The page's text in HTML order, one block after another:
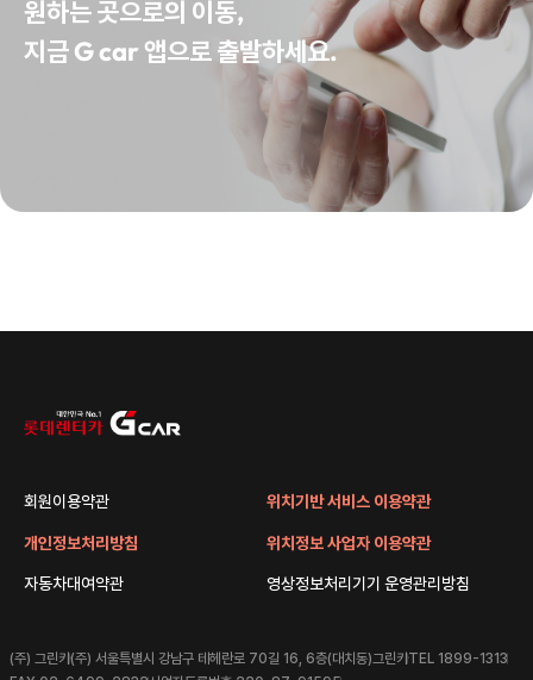
원하는 곳으로의 이동,
지금 G car 앱으로 출발하세요.
회원이용약관
개인정보처리방침
자동차대여약관
위치기반 서비스 이용약관
위치정보 사업자 이용약관
영상정보처리기기 운영관리방침
(주) 그린카 (주) 서울특별시 강남구 테헤란로 70길 16, 6층(대치동)그린카 TEL 1899-1313